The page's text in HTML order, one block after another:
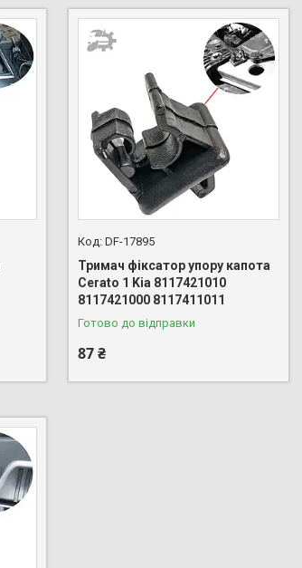
DF-17895
Тримач фіксатор упору капота
Cerato 1 Kia 8117421010
8117421000 8117411011
Готово до відправки
87 ₴